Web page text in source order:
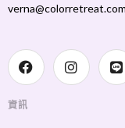
verna@colorretreat.com
資訊